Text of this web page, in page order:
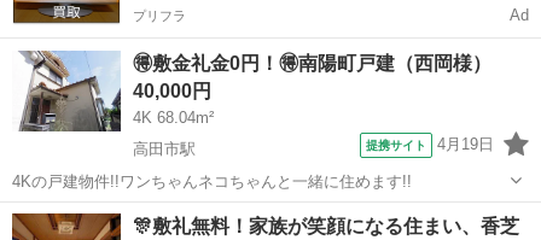
プリフラ Ad
🉐敷金礼金0円！🉐南陽町戸建（西岡様）
40,000円
4K 68.04m²
高田市駅
提携サイト 4月19日
4Kの戸建物件!!ワンちゃんネコちゃんと一緒に住めます!!
奈良 大和高田市 高田市駅 一戸建て
🎊敷礼無料！家族が笑顔になる住まい、香芝